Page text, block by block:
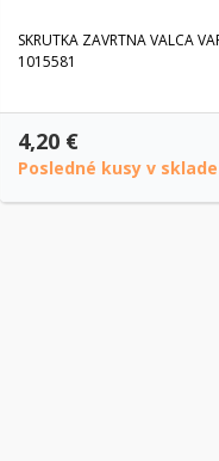
SKRUTKA ZAVRTNA VALCA
1015581
4,20 €
Posledné kusy v sklade